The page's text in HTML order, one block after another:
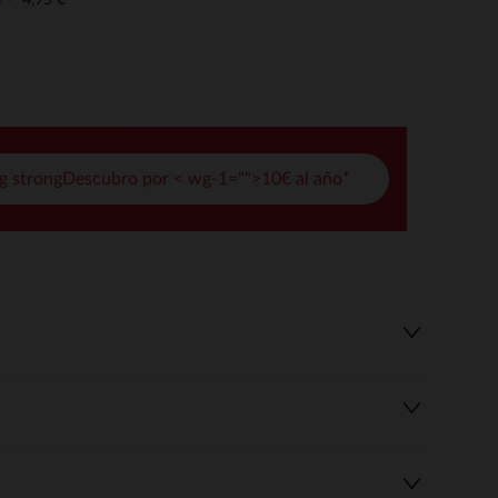
strongDescubro por < wg-1="">10€ al año*